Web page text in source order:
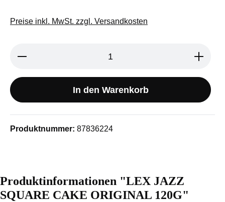
Preise inkl. MwSt. zzgl. Versandkosten
Produkt Anzahl: Gib den
In den Warenkorb
Produktnummer: 87836224
Produktinformationen "LEX JAZZ
SQUARE CAKE ORIGINAL 120G"